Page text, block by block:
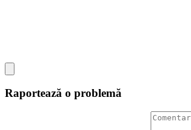
Raportează o problemă